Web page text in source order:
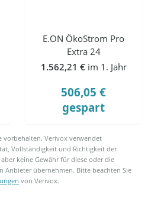
E.ON ÖkoStrom Pro
Extra 24
1.562,21 € im 1. Jahr
506,05 €
gespart
vorbehalten. Verivox verwendet
Vollständigkeit und Richtigkeit der
keine Gewähr für diese oder die
Anbieter übernehmen. Bitte beachten Sie
von Verivox.